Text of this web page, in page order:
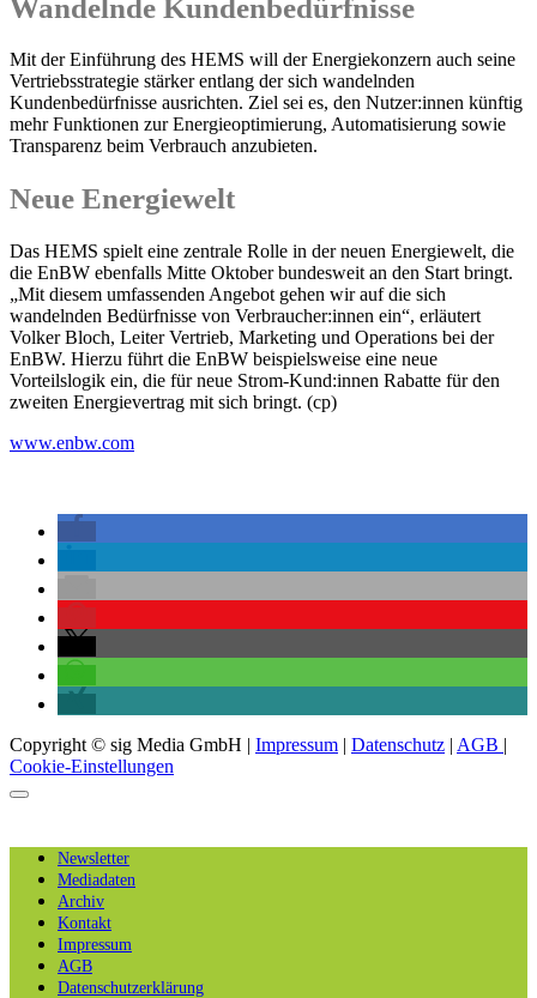
Wandelnde Kundenbedürfnisse
Mit der Einführung des HEMS will der Energiekonzern auch seine
Vertriebsstrategie stärker entlang der sich wandelnden
Kundenbedürfnisse ausrichten. Ziel sei es, den Nutzer:innen künftig
mehr Funktionen zur Energieoptimierung, Automatisierung sowie
Transparenz beim Verbrauch anzubieten.
Neue Energiewelt
Das HEMS spielt eine zentrale Rolle in der neuen Energiewelt, die
die EnBW ebenfalls Mitte Oktober bundesweit an den Start bringt.
„Mit diesem umfassenden Angebot gehen wir auf die sich
wandelnden Bedürfnisse von Verbraucher:innen ein“, erläutert
Volker Bloch, Leiter Vertrieb, Marketing und Operations bei der
EnBW. Hierzu führt die EnBW beispielsweise eine neue
Vorteilslogik ein, die für neue Strom-Kund:innen Rabatte für den
zweiten Energievertrag mit sich bringt. (cp)
www.enbw.com
Copyright © sig Media GmbH | Impressum | Datenschutz | AGB |
Cookie-Einstellungen
Newsletter
Mediadaten
Archiv
Kontakt
Impressum
AGB
Datenschutzerklärung